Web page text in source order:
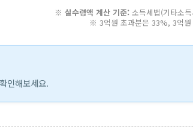
※ 실수령액 계산 기준: 소득세법(기타소
※ 3억원 초과분은 33%, 3억
인해보세요.